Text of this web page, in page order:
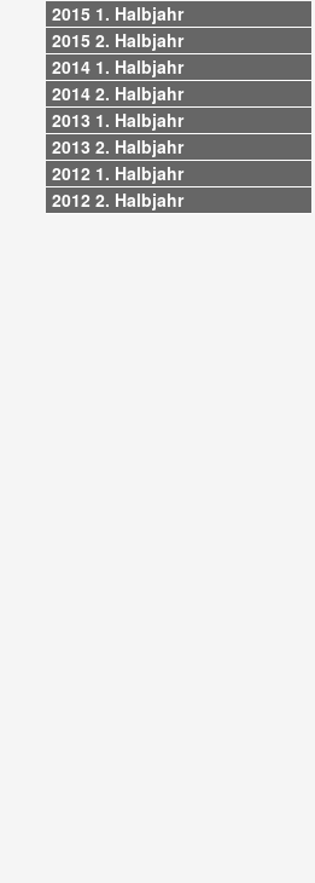
2015 1. Halbjahr
2015 2. Halbjahr
2014 1. Halbjahr
2014 2. Halbjahr
2013 1. Halbjahr
2013 2. Halbjahr
2012 1. Halbjahr
2012 2. Halbjahr